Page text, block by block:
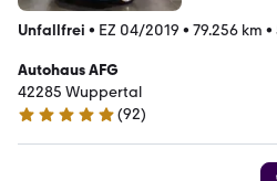
Unfallfrei • EZ 04/2019 • 79.256 km •
Autohaus AFG
42285 Wuppertal
5 Sterne
(92)